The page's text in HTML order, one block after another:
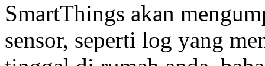
SmartThings akan
sensor, seperti log yang